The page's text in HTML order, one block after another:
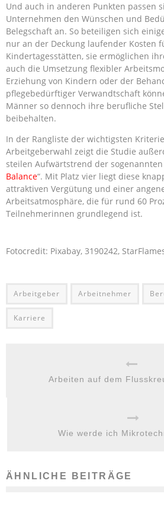
Und auch in anderen Punkten passen
Unternehmen den Wünschen und
Belegschaft an. So beteiligen sich
nur an der Deckung laufender Kosten
Kindertagesstätten, sie ermöglichen
auch die Umsetzung flexibler
Erziehung von Kindern oder der
pflegebedürftiger Verwandtschaft
Männer so dennoch ihre berufliche
beibehalten.
In der Rangliste der wichtigsten
Arbeitgeberwahl zeigt die Studie
steilen Aufwärtstrend der sogenannten
Balance“. Mit Platz vier liegt diese
attraktiven Vergütung und einer
Arbeitsatmosphäre, die für rund 60
Teilnehmerinnen grundlegend ist.
Fotocredit: Pixabay, 3190242,
Arbeitgeber Arbeitnehmer
Karriere
Arbeiten auf dem
Wie werde ich
ÄHNLICHE BEITRÄGE